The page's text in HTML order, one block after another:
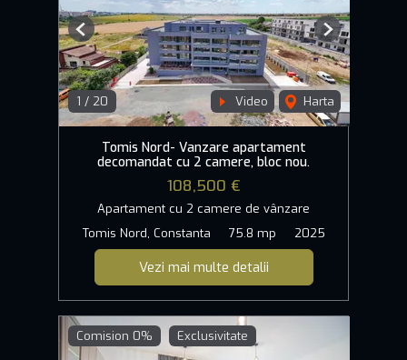
1 / 20 Video Harta
Previous Next
Tomis Nord- Vanzare apartament
decomandat cu 2 camere, bloc nou.
108,500 €
Apartament cu 2 camere de vânzare
Tomis Nord, Constanta
75.8 mp 2025
Vezi mai multe detalii
Comision 0% Exclusivitate